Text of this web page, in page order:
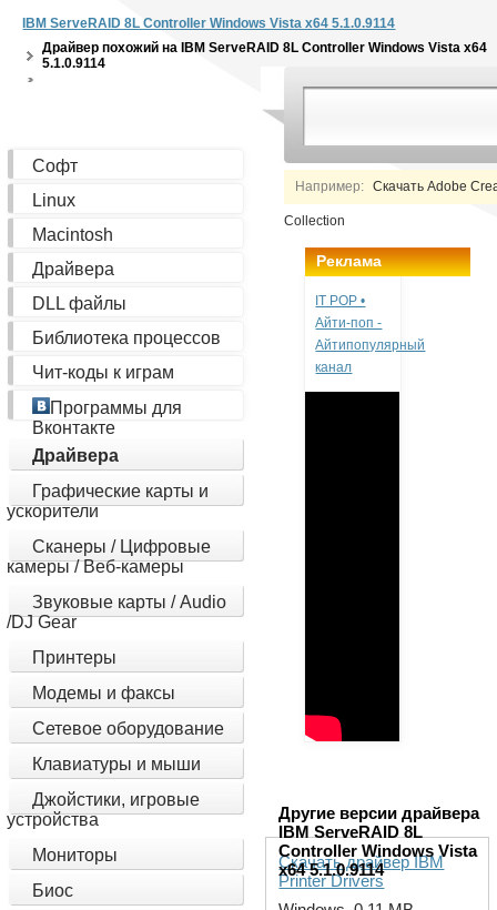
IBM ServeRAID 8L Controller Windows Vista x64 5.1.0.9114
Драйвер похожий на IBM ServeRAID 8L Controller Windows Vista x64
5.1.0.9114
Например: Скачать Adobe
Collection
Софт
Linux
Macintosh
Драйвера
DLL файлы
Библиотека процессов
Чит-коды к играм
Программы для
Вконтакте
Драйвера
Графические карты и
ускорители
Сканеры / Цифровые
камеры / Веб-камеры
Звуковые карты / Audio
/DJ Gear
Принтеры
Модемы и факсы
Сетевое оборудование
Клавиатуры и мыши
Джойстики, игровые
устройства
Мониторы
Биос
Реклама
IT POP •
Айти-поп -
Айтипопулярный
канал
Другие версии драйвера
IBM ServeRAID 8L
Controller Windows Vista
x64 5.1.0.9114
Скачать драйвер IBM
Printer Drivers